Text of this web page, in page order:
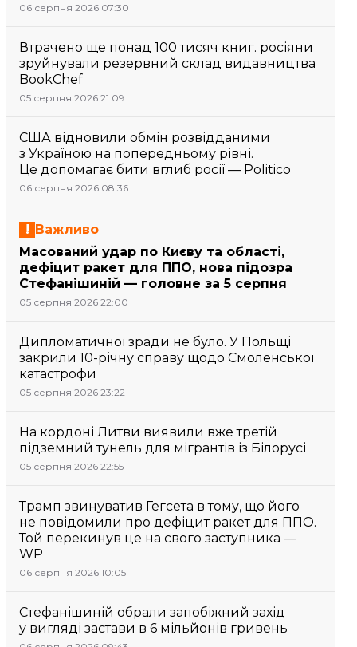
06 серпня 2026 07:30
Втрачено ще понад 100 тисяч книг. росіяни
зруйнували резервний склад видавництва
BookChef
05 серпня 2026 21:09
США відновили обмін розвідданими
з Україною на попередньому рівні.
Це допомагає бити вглиб росії — Politico
06 серпня 2026 08:36
Важливо
Масований удар по Києву та області,
дефіцит ракет для ППО, нова підозра
Стефанішиній — головне за 5 серпня
05 серпня 2026 22:00
Дипломатичної зради не було. У Польщі
закрили 10-річну справу щодо Смоленської
катастрофи
05 серпня 2026 23:22
На кордоні Литви виявили вже третій
підземний тунель для мігрантів із Білорусі
05 серпня 2026 22:55
Трамп звинуватив Гегсета в тому, що його
не повідомили про дефіцит ракет для ППО.
Той перекинув це на свого заступника —
WP
06 серпня 2026 10:05
Стефанішиній обрали запобіжний захід
у вигляді застави в 6 мільйонів гривень